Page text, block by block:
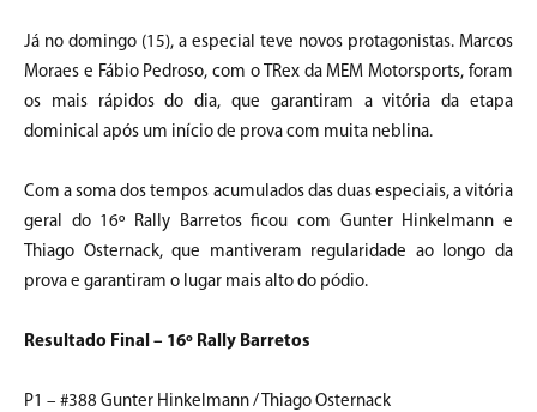
Já no domingo (15), a especial teve novos protagonistas. Marcos
Moraes e Fábio Pedroso, com o TRex da MEM Motorsports, foram
os mais rápidos do dia, que garantiram a vitória da etapa
dominical após um início de prova com muita neblina.
Com a soma dos tempos acumulados das duas especiais, a vitória
geral do 16º Rally Barretos ficou com Gunter Hinkelmann e
Thiago Osternack, que mantiveram regularidade ao longo da
prova e garantiram o lugar mais alto do pódio.
Resultado Final – 16º Rally Barretos
P1 – #388 Gunter Hinkelmann / Thiago Osternack